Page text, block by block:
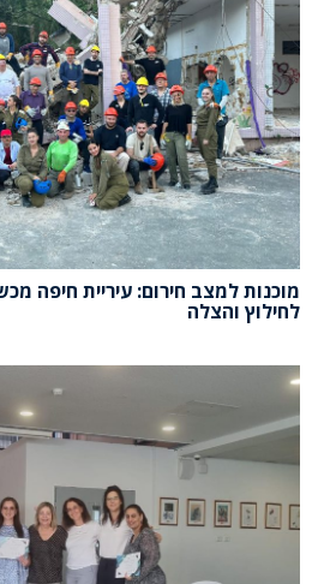
מוכנות למצב חירום: עיריית חיפה
לחילוץ והצלה